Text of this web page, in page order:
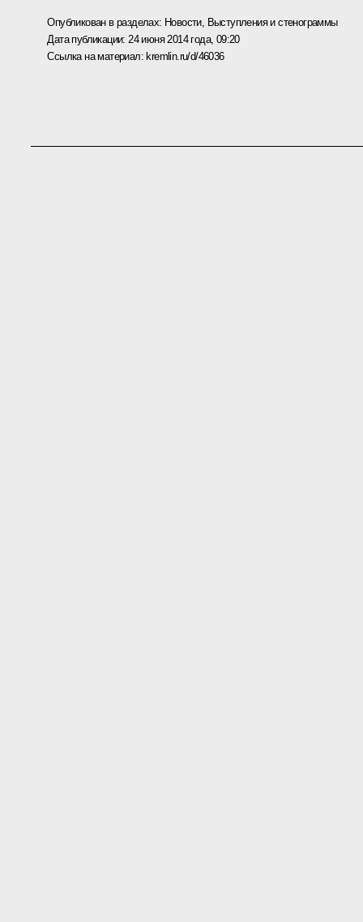
Опубликован в разделах: Новости, Выступления и стенограммы
Дата публикации: 24 июня 2014 года, 09:20
Ссылка на материал: kremlin.ru/d/46036